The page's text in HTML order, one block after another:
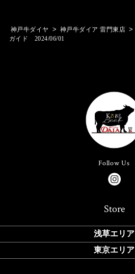
神戸牛ダイヤ > 神戸牛ダイア 雷門東店 >
ガイド 2024/06/01
Follow Us
Store
浅草エリア
東京エリア